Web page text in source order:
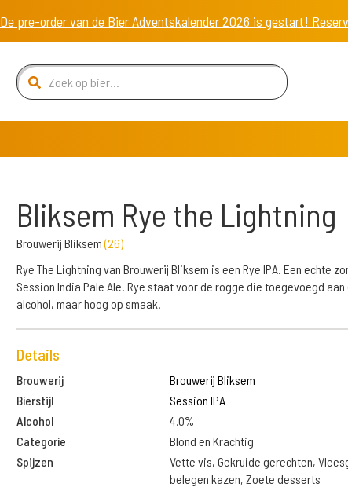
De pre-order van de Bier Adventskalender 2026 is gestart!
Bliksem Rye the Lightning
Brouwerij Bliksem(26)
Rye The Lightning van Brouwerij Bliksem is een Rye IPA. Een echte
Session India Pale Ale. Rye staat voor de rogge die toegevoegd
alcohol, maar hoog op smaak.
Details
Brouwerij
Brouwerij Bliksem
Bierstijl
Session IPA
Alcohol
4.0%
Categorie
Blond en Krachtig
Spijzen
Vette vis, Gekruide gerechten,
belegen kazen, Zoete desserts